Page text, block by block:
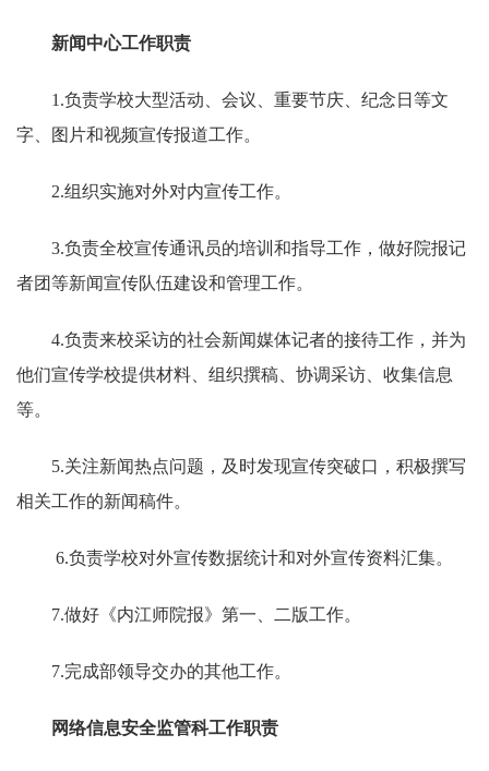
新闻中心工作职责
1.负责学校大型活动、会议、重要节庆、纪念日等文
字、图片和视频宣传报道工作。
2.组织实施对外对内宣传工作。
3.负责全校宣传通讯员的培训和指导工作，做好院报记
者团等新闻宣传队伍建设和管理工作。
4.负责来校采访的社会新闻媒体记者的接待工作，并为
他们宣传学校提供材料、组织撰稿、协调采访、收集信息
等。
5.关注新闻热点问题，及时发现宣传突破口，积极撰写
相关工作的新闻稿件。
6.负责学校对外宣传数据统计和对外宣传资料汇集。
7.做好《内江师院报》第一、二版工作。
7.完成部领导交办的其他工作。
网络信息安全监管科工作职责